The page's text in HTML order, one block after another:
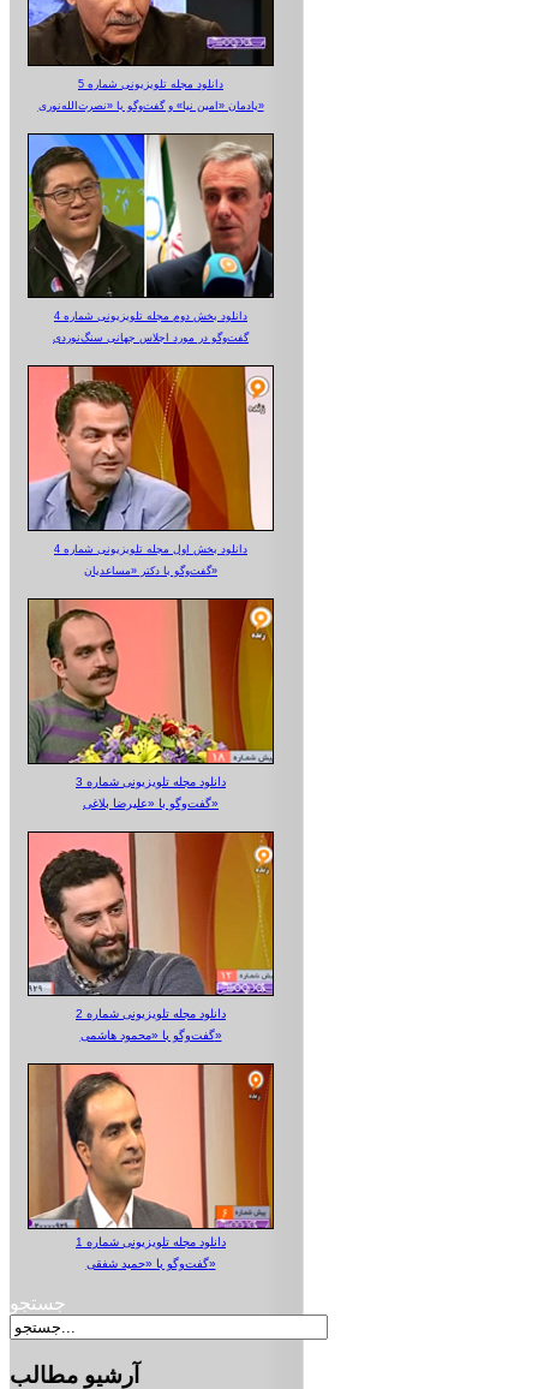
دانلود مجله تلویزیونی شماره 5
یادمان «امین نیا» و گفت‌وگو با «نصرت‌الله‌نوری»
دانلود بخش دوم مجله تلویزیونی شماره 4
گفت‌وگو در مورد اجلاس جهانی سنگ‌نوردی
دانلود بخش اول مجله تلویزیونی شماره 4
گفت‌وگو با دکتر «مساعدیان»
دانلود مجله تلویزیونی شماره 3
گفت‌وگو با «علیرضا بلاغی»
دانلود مجله تلویزیونی شماره 2
گفت‌وگو با «محمود هاشمی»
دانلود مجله تلویزیونی شماره 1
گفت‌وگو با «حمید شفقی»
جستجو
آرشیو مطالب